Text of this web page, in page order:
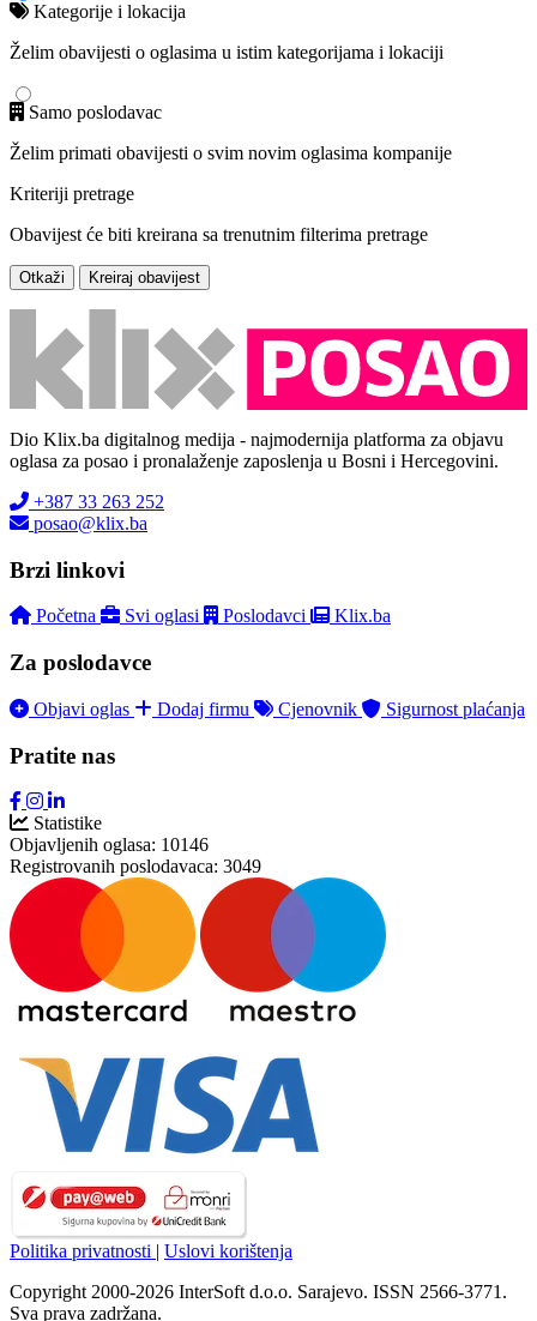
Kategorije i lokacija
Želim obavijesti o oglasima u istim kategorijama i lokaciji
Samo poslodavac
Želim primati obavijesti o svim novim oglasima kompanije
Kriteriji pretrage
Obavijest će biti kreirana sa trenutnim filterima pretrage
Otkaži Kreiraj obavijest
Dio Klix.ba digitalnog medija - najmodernija platforma za objavu
oglasa za posao i pronalaženje zaposlenja u Bosni i Hercegovini.
+387 33 263 252
posao@klix.ba
Brzi linkovi
Početna Svi oglasi Poslodavci Klix.ba
Za poslodavce
Objavi oglas Dodaj firmu Cjenovnik Sigurnost plaćanja
Pratite nas
Statistike
Objavljenih oglasa: 10146
Registrovanih poslodavaca: 3049
Politika privatnosti | Uslovi korištenja
Copyright 2000-2026 InterSoft d.o.o. Sarajevo. ISSN 2566-3771.
Sva prava zadržana.